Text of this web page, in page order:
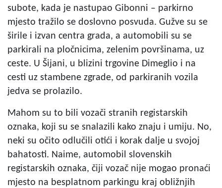
subote, kada je nastupao Gibonni – parkirno
mjesto tražilo se doslovno posvuda. Gužve su se
širile i izvan centra grada, a automobili su se
parkirali na pločnicima, zelenim površinama, uz
ceste. U Šijani, u blizini trgovine Dimeglio i na
cesti uz stambene zgrade, od parkiranih vozila
jedva se prolazilo.
Mahom su to bili vozači stranih registarskih
oznaka, koji su se snalazili kako znaju i umiju. No,
neki su očito odlučili otići i korak dalje u svojoj
bahatosti. Naime, automobil slovenskih
registarskih oznaka, čiji vozač nije mogao pronaći
mjesto na besplatnom parkingu kraj obližnjih